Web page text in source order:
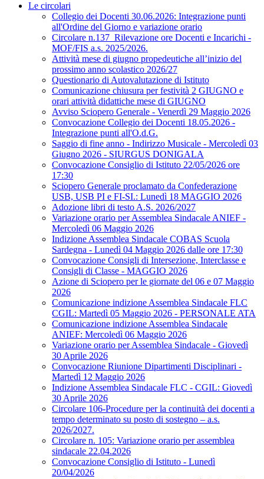
Le circolari
Collegio dei Docenti 30.06.2026: Integrazione punti
all'Ordine del Giorno e variazione orario
Circolare n.137_Rilevazione ore Docenti e Incarichi -
MOF/FIS a.s. 2025/2026.
Attività mese di giugno propedeutiche all’inizio del
prossimo anno scolastico 2026/27
Questionario di Autovalutazione di Istituto
Comunicazione chiusura per festività 2 GIUGNO e
orari attività didattiche mese di GIUGNO
Avviso Sciopero Generale - Venerdì 29 Maggio 2026
Convocazione Collegio dei Docenti 18.05.2026 -
Integrazione punti all'O.d.G.
Saggio di fine anno - Indirizzo Musicale - Mercoledì 03
Giugno 2026 - SIURGUS DONIGALA
Convocazione Consiglio di Istituto 22/05/2026 ore
17:30
Sciopero Generale proclamato da Confederazione
USB, USB PI e FI-SI.: Lunedì 18 MAGGIO 2026
Adozione libri di testo A.S. 2026/2027
Variazione orario per Assemblea Sindacale ANIEF -
Mercoledì 06 Maggio 2026
Indizione Assemblea Sindacale COBAS Scuola
Sardegna - Lunedì 04 Maggio 2026 dalle ore 17:30
Convocazione Consigli di Intersezione, Interclasse e
Consigli di Classe - MAGGIO 2026
Azione di Sciopero per le giornate del 06 e 07 Maggio
2026
Comunicazione indizione Assemblea Sindacale FLC
CGIL: Martedì 05 Maggio 2026 - PERSONALE ATA
Comunicazione indizione Assemblea Sindacale
ANIEF: Mercoledì 06 Maggio 2026
Variazione orario per Assemblea Sindacale - Giovedì
30 Aprile 2026
Convocazione Riunione Dipartimenti Disciplinari -
Martedì 12 Maggio 2026
Indizione Assemblea Sindacale FLC - CGIL: Giovedì
30 Aprile 2026
Circolare 106-Procedure per la continuità dei docenti a
tempo determinato su posto di sostegno – a.s.
2026/2027.
Circolare n. 105: Variazione orario per assemblea
sindacale 22.04.2026
Convocazione Consiglio di Istituto - Lunedì
20/04/2026